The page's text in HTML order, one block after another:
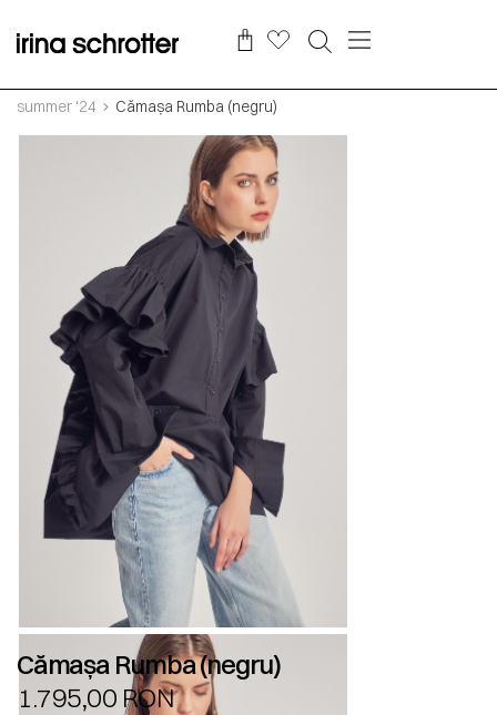
summer '24 Cămașa Rumba (negru)
Cămașa Rumba (negru)
1.795,00 RON